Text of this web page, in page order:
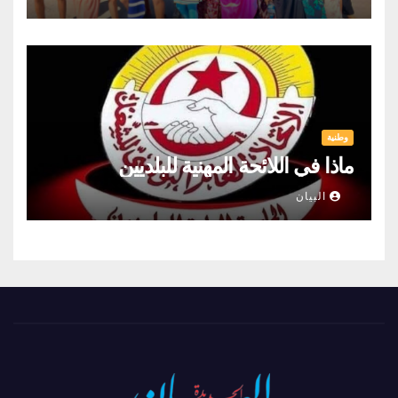
وطنية
ماذا في اللائحة المهنية للبلديين
البيان